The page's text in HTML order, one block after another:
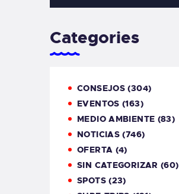
Categories
CONSEJOS (304)
EVENTOS (163)
MEDIO AMBIENTE (83)
NOTICIAS (746)
OFERTA (4)
SIN CATEGORIZAR (60)
SPOTS(23)